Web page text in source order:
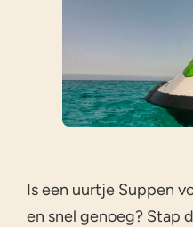
Is een uurtje Suppen
en snel genoeg? Stap